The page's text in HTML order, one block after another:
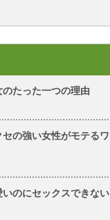
たった一つの理由
の強い女性がモテるワ
のにセックスできない